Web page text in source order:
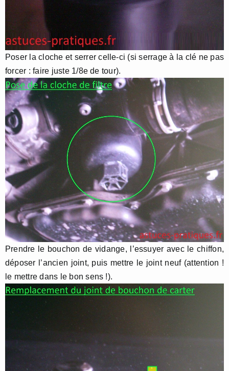
Poser la cloche et serrer celle-ci (si serrage à la clé ne pas
forcer : faire juste 1/8e de tour).
Prendre le bouchon de vidange, l’essuyer avec le chiffon,
déposer l’ancien joint, puis mettre le joint neuf (attention !
le mettre dans le bon sens !).